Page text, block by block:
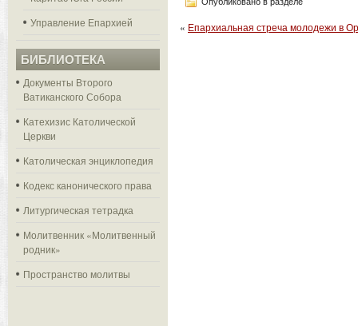
Управление Епархией
БИБЛИОТЕКА
Документы Второго
Ватиканского Собора
Катехизис Католической
Церкви
Католическая энциклопедия
Кодекс канонического права
Литургическая тетрадка
Молитвенник «Молитвенный
родник»
Пространство молитвы
« Епархиальная стреча молодежи в